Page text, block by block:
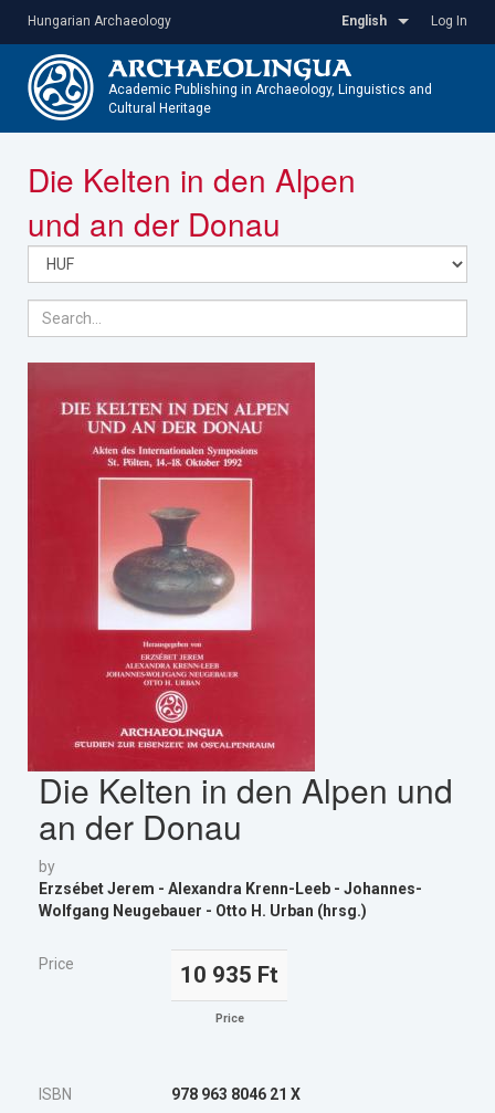
content
Hungarian Archaeology Log In
English
Academic Publishing in Archaeology, Linguistics and
Cultural Heritage
Die Kelten in den Alpen
und an der Donau
Die Kelten in den Alpen und
an der Donau
by
Erzsébet Jerem - Alexandra Krenn-Leeb - Johannes-
Wolfgang Neugebauer - Otto H. Urban (hrsg.)
Price 10 935 Ft
Price
ISBN
978 963 8046 21 X